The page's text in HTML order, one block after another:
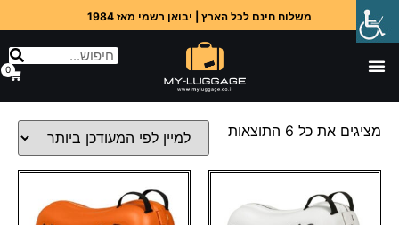
משלוח חינם לכל הארץ | יבואן רשמי מאז 1984
0
מציגים את כל ⁦6⁩ התוצאות